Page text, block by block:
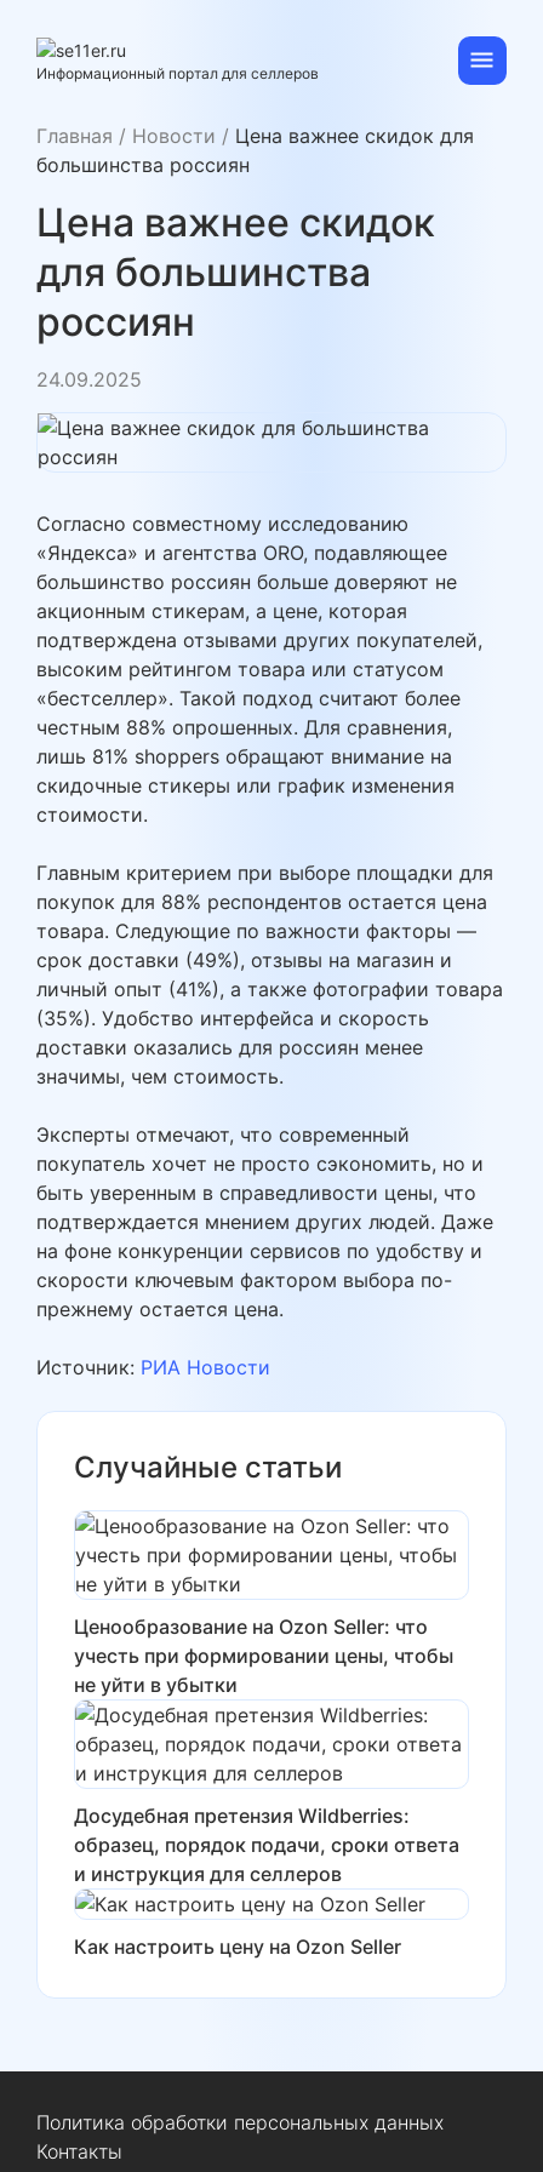
contentse11er.ru
Информационный портал для селлеров
Главная / Новости / Цена важнее скидок для
большинства россиян
Цена важнее скидок
для большинства
россиян
24.09.2025
Согласно совместному исследованию
«Яндекса» и агентства ORO, подавляющее
большинство россиян больше доверяют не
акционным стикерам, а цене, которая
подтверждена отзывами других покупателей,
высоким рейтингом товара или статусом
«бестселлер». Такой подход считают более
честным 88% опрошенных. Для сравнения,
лишь 81% shoppers обращают внимание на
скидочные стикеры или график изменения
стоимости.
Главным критерием при выборе площадки для
покупок для 88% респондентов остается цена
товара. Следующие по важности факторы —
срок доставки (49%), отзывы на магазин и
личный опыт (41%), а также фотографии товара
(35%). Удобство интерфейса и скорость
доставки оказались для россиян менее
значимы, чем стоимость.
Эксперты отмечают, что современный
покупатель хочет не просто сэкономить, но и
быть уверенным в справедливости цены, что
подтверждается мнением других людей. Даже
на фоне конкуренции сервисов по удобству и
скорости ключевым фактором выбора по-
прежнему остается цена.
Источник: РИА Новости
Случайные статьи
Ценообразование на Ozon Seller: что
учесть при формировании цены, чтобы
не уйти в убытки
Досудебная претензия Wildberries:
образец, порядок подачи, сроки ответа
и инструкция для селлеров
Как настроить цену на Ozon Seller
Политика обработки персональных данных
Контакты